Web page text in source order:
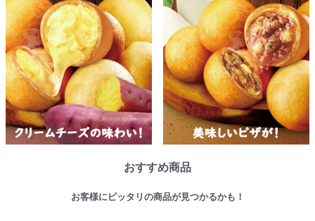
おすすめ商品
お客様にピッタリの商品が見つかるかも！